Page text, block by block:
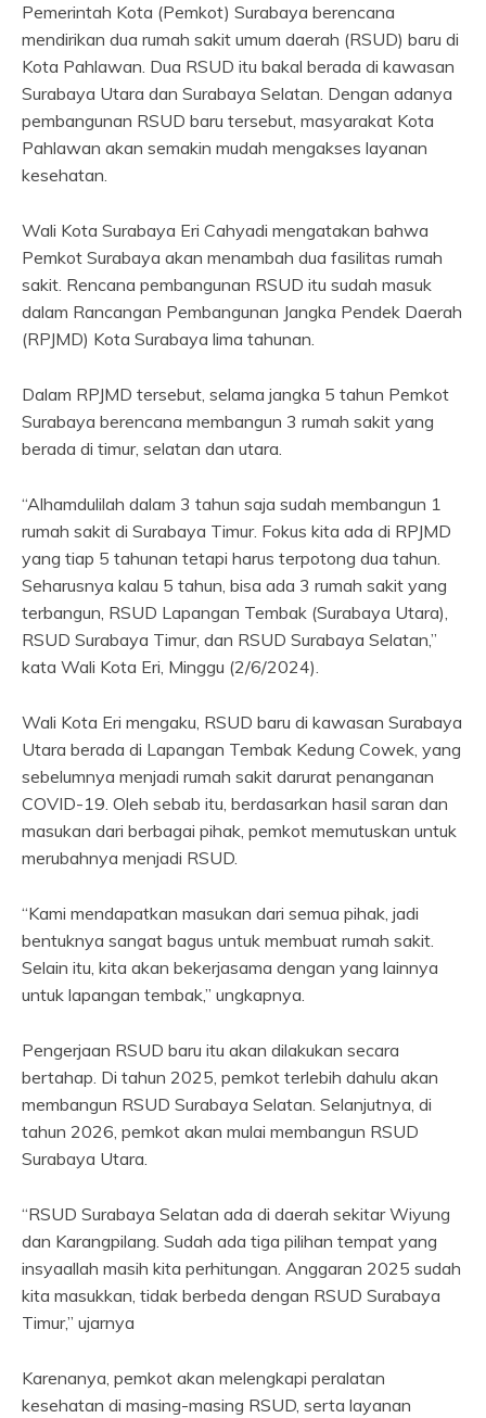
Pemerintah Kota (Pemkot) Surabaya berencana
mendirikan dua rumah sakit umum daerah (RSUD) baru di
Kota Pahlawan. Dua RSUD itu bakal berada di kawasan
Surabaya Utara dan Surabaya Selatan. Dengan adanya
pembangunan RSUD baru tersebut, masyarakat Kota
Pahlawan akan semakin mudah mengakses layanan
kesehatan.
Wali Kota Surabaya Eri Cahyadi mengatakan bahwa
Pemkot Surabaya akan menambah dua fasilitas rumah
sakit. Rencana pembangunan RSUD itu sudah masuk
dalam Rancangan Pembangunan Jangka Pendek Daerah
(RPJMD) Kota Surabaya lima tahunan.
Dalam RPJMD tersebut, selama jangka 5 tahun Pemkot
Surabaya berencana membangun 3 rumah sakit yang
berada di timur, selatan dan utara.
“Alhamdulilah dalam 3 tahun saja sudah membangun 1
rumah sakit di Surabaya Timur. Fokus kita ada di RPJMD
yang tiap 5 tahunan tetapi harus terpotong dua tahun.
Seharusnya kalau 5 tahun, bisa ada 3 rumah sakit yang
terbangun, RSUD Lapangan Tembak (Surabaya Utara),
RSUD Surabaya Timur, dan RSUD Surabaya Selatan,”
kata Wali Kota Eri, Minggu (2/6/2024).
Wali Kota Eri mengaku, RSUD baru di kawasan Surabaya
Utara berada di Lapangan Tembak Kedung Cowek, yang
sebelumnya menjadi rumah sakit darurat penanganan
COVID-19. Oleh sebab itu, berdasarkan hasil saran dan
masukan dari berbagai pihak, pemkot memutuskan untuk
merubahnya menjadi RSUD.
“Kami mendapatkan masukan dari semua pihak, jadi
bentuknya sangat bagus untuk membuat rumah sakit.
Selain itu, kita akan bekerjasama dengan yang lainnya
untuk lapangan tembak,” ungkapnya.
Pengerjaan RSUD baru itu akan dilakukan secara
bertahap. Di tahun 2025, pemkot terlebih dahulu akan
membangun RSUD Surabaya Selatan. Selanjutnya, di
tahun 2026, pemkot akan mulai membangun RSUD
Surabaya Utara.
“RSUD Surabaya Selatan ada di daerah sekitar Wiyung
dan Karangpilang. Sudah ada tiga pilihan tempat yang
insyaallah masih kita perhitungan. Anggaran 2025 sudah
kita masukkan, tidak berbeda dengan RSUD Surabaya
Timur,” ujarnya
Karenanya, pemkot akan melengkapi peralatan
kesehatan di masing-masing RSUD, serta layanan